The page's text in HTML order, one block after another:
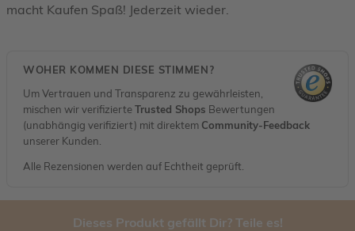
macht Kaufen Spaß! Jederzeit wieder.
WOHER KOMMEN DIESE STIMMEN?
Um Vertrauen und Transparenz zu gewährleisten,
mischen wir verifizierteTrusted Shops Bewertungen
(unabhängig verifiziert) mit direktem Community-Feedback
unserer Kunden.
Alle Rezensionen werden auf Echtheit geprüft.
Dieses Produkt gefällt Dir? Teile es!